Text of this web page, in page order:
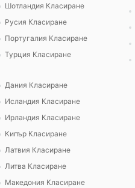
Шотландия Класиране
Русия Класиране
Португалия Класиране
Турция Класиране
Дания Класиране
Исландия Класиране
Ирландия Класиране
Кипър Класиране
Латвия Класиране
Литва Класиране
Македония Класиране